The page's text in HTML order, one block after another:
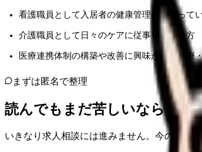
看護職員として入居者の健康管理に関わって
介護職員として日々のケアに従事している方
医療連携体制の構築や改善に興味がある医療
まずは匿名で整理
読んでもまだ苦しいなら、カ
いきなり求人相談には進みません。今の気持